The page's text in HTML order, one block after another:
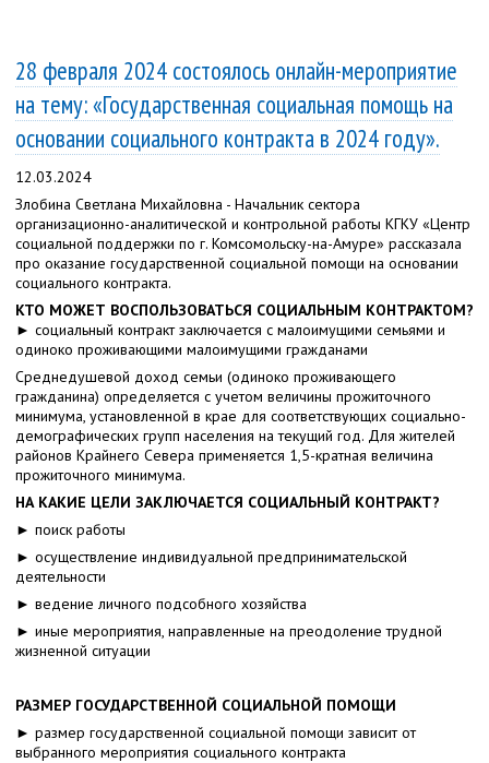
28 февраля 2024 состоялось онлайн-мероприятие
на тему: «Государственная социальная помощь на
основании социального контракта в 2024 году».
12.03.2024
Злобина Светлана Михайловна - Начальник сектора
организационно-аналитической и контрольной работы КГКУ «Центр
социальной поддержки по г. Комсомольску-на-Амуре» рассказала
про оказание государственной социальной помощи на основании
социального контракта.
КТО МОЖЕТ ВОСПОЛЬЗОВАТЬСЯ СОЦИАЛЬНЫМ КОНТРАКТОМ?
► социальный контракт заключается с малоимущими семьями и
одиноко проживающими малоимущими гражданами
Среднедушевой доход семьи (одиноко проживающего
гражданина) определяется с учетом величины прожиточного
минимума, установленной в крае для соответствующих социально-
демографических групп населения на текущий год. Для жителей
районов Крайнего Севера применяется 1,5-кратная величина
прожиточного минимума.
НА КАКИЕ ЦЕЛИ ЗАКЛЮЧАЕТСЯ СОЦИАЛЬНЫЙ КОНТРАКТ?
► поиск работы
► осуществление индивидуальной предпринимательской
деятельности
► ведение личного подсобного хозяйства
► иные мероприятия, направленные на преодоление трудной
жизненной ситуации
РАЗМЕР ГОСУДАРСТВЕННОЙ СОЦИАЛЬНОЙ ПОМОЩИ
► размер государственной социальной помощи зависит от
выбранного мероприятия социального контракта